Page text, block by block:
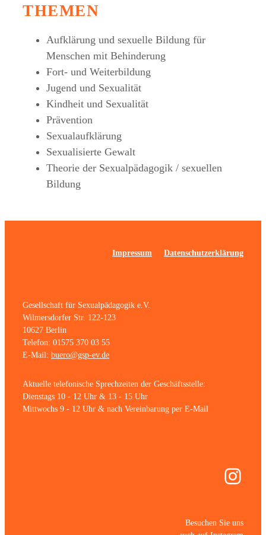
THEMEN
Aufklärung und sexuelle Bildung für
Menschen mit Behinderung
Fort- und Weiterbildung
Jugend und Sexualität
Kindheit und Sexualität
Prävention
Sexualaufklärung
Sexualisierte Gewalt
Theorie der Sexualpädagogik / sexuellen
Bildung
Impressum Datenschutzerklärung
Gesellschaft für Sexualpädagogik e.V.
Wilmersdorfer Str. 122-123
10627 Berlin
Telefon: 01575 370 03 55
E-Mail: buero@gsp-ev.de
Aktuelle telefonische Sprechzeiten der Geschäftsstelle:
Dienstags 10 - 12 Uhr & 13 - 15 Uhr
Mittwochs 9 - 12 Uhr & nach Vereinbarung per E-Mail
Besuchen Sie uns